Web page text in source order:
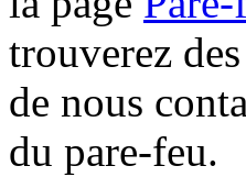
trouverez
de nous
du pare-feu.